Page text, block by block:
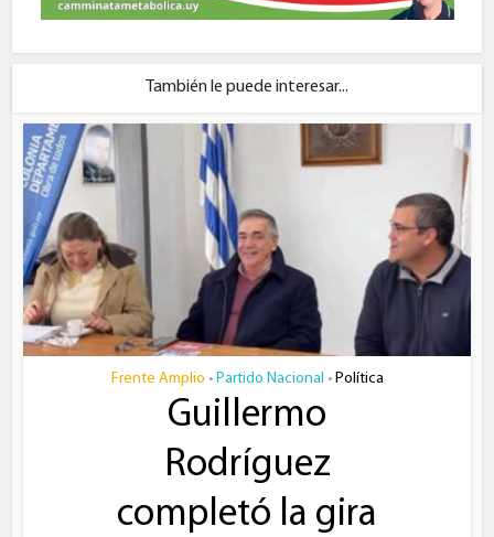
También le puede interesar...
Frente Amplio • Partido Nacional • Política
Guillermo
Rodríguez
completó la gira